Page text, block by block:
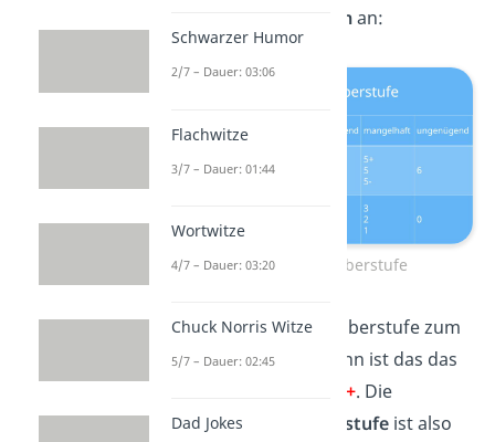
15 Punkte Systeman:
Punktesystem Oberstufe
Bekommst du in der Oberstufe zum
Beispiel12 Punkte
, dann ist das das
Note 2+. Die
Benotung
Oberstufe ist also
Schwarzer Humor
2/7 – Dauer: 03:06
Flachwitze
3/7 – Dauer: 01:44
Wortwitze
4/7 – Dauer: 03:20
Chuck Norris Witze
5/7 – Dauer: 02:45
Dad Jokes